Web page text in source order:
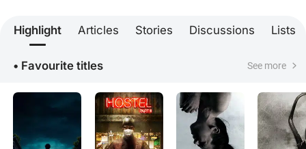
Highlight Articles Stories Discussions Lists
• Favourite titles See more